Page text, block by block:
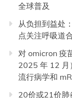
全球普及
从负担到益处
点关注呼吸道
对 omicron 疫
2025 年 12 月
流行病学和
20价或21价肺